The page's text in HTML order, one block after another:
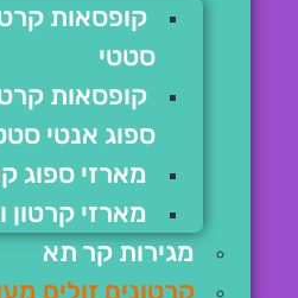
קופסאות
סטטי
קופסאות
ספוג אנטי סטטי
מארזי ספוג
מארזי קרטון
מגירות קר תא